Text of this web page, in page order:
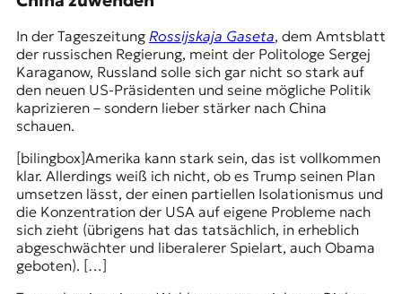
In der Tageszeitung Rossijskaja Gaseta, dem Amtsblatt
der russischen Regierung, meint der Politologe Sergej
Karaganow, Russland solle sich gar nicht so stark auf
den neuen US-Präsidenten und seine mögliche Politik
kaprizieren – sondern lieber stärker nach China
schauen.
[bilingbox]Amerika kann stark sein, das ist vollkommen
klar. Allerdings weiß ich nicht, ob es Trump seinen Plan
umsetzen lässt, der einen partiellen Isolationismus und
die Konzentration der USA auf eigene Probleme nach
sich zieht (übrigens hat das tatsächlich, in erheblich
abgeschwächter und liberalerer Spielart, auch Obama
geboten). […]